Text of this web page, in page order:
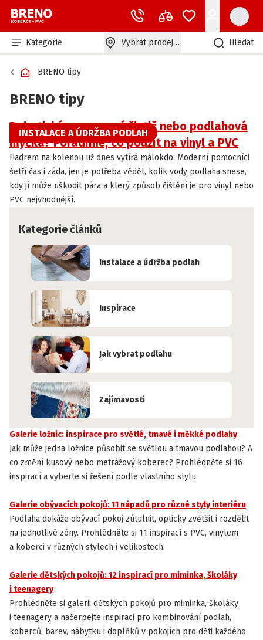
Kategorie Vybrat prodejnu Hledat
BRENO tipy
BRENO tipy
INSTALACE A ÚDRŽBA PODLAH
Robotický mop, parní čistič nebo podlahová
myčka? Poradíme, co použít na vinyl a PVC
Hadrem na kolenou už dnes vytírá málokdo. Moderní pomocníci
šetří čas i záda, jen je potřeba vědět, kolik vody podlaha snese,
kdy jí může uškodit pára a který způsob čištění je pro vinyl nebo
PVC nejvhodnější.
Kategorie článků
Instalace a údržba podlah
Inspirace
Jak vybrat podlahu
Zajímavosti
INSPIRACE
Galerie ložnic: inspirace pro světlé, tmavé i měkké podlahy
Jak může jedna ložnice působit se světlou a tmavou podlahou? A
co změní kusový nebo metrážový koberec? Prohlédněte si 16
inspirací a vyberte si řešení podle vlastního stylu.
INSPIRACE
Galerie obývacích pokojů: 11 nápadů pro různé styly interiéru
Podlaha dokáže obývací pokoj zútulnit, opticky zvětšit i rozdělit
na jednotlivé zóny. Prohlédněte si 11 inspirací s PVC, vinylem
a koberci v různých stylech i velikostech.
Galerie dětských pokojů: 12 inspirací pro miminka, školáky
i teenagery
Prohlédněte si galerii dětských pokojů pro miminka, školáky
i teenagery a načerpejte inspiraci pro kombinování podlah,
koberců, barev, nábytku i doplňků v pokojích pro děti každého